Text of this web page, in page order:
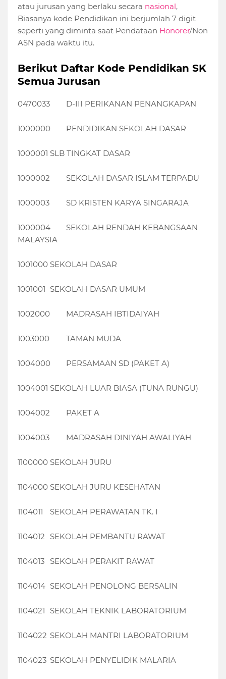
atau jurusan yang berlaku secara nasional,
Biasanya kode Pendidikan ini berjumlah 7 digit
seperti yang diminta saat Pendataan Honorer/Non
ASN pada waktu itu.
Berikut Daftar Kode Pendidikan SK
Semua Jurusan
0470033 D-III PERIKANAN PENANGKAPAN
1000000 PENDIDIKAN SEKOLAH DASAR
1000001 SLB TINGKAT DASAR
1000002 SEKOLAH DASAR ISLAM TERPADU
1000003 SD KRISTEN KARYA SINGARAJA
1000004
SEKOLAH RENDAH KEBANGSAAN
MALAYSIA
1001000 SEKOLAH DASAR
1001001 SEKOLAH DASAR UMUM
1002000 MADRASAH IBTIDAIYAH
1003000 TAMAN MUDA
1004000 PERSAMAAN SD (PAKET A)
1004001 SEKOLAH LUAR BIASA (TUNA RUNGU)
1004002 PAKET A
1004003 MADRASAH DINIYAH AWALIYAH
1100000 SEKOLAH JURU
1104000 SEKOLAH JURU KESEHATAN
1104011 SEKOLAH PERAWATAN TK. I
1104012 SEKOLAH PEMBANTU RAWAT
1104013 SEKOLAH PERAKIT RAWAT
1104014 SEKOLAH PENOLONG BERSALIN
1104021 SEKOLAH TEKNIK LABORATORIUM
1104022 SEKOLAH MANTRI LABORATORIUM
1104023 SEKOLAH PENYELIDIK MALARIA